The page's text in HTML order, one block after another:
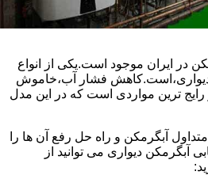
در ایران موجود است.یکی از انواع
دیواری،است.کاهش فشار آب،خاموش
ترین مواردی است که در این مدل
آبگرمکن و راه حل رفع آن ها را
آبگرمکن دیواری می توانید از